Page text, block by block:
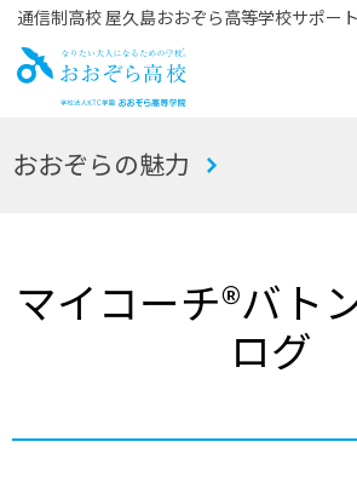
通信制高校 屋久島おおぞら高等学校サポー
お
おおぞらの魅力
マイコーチ®バト
ログ